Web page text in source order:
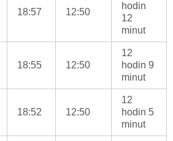
18:57 12:50
hodin
12
minut
18:55 12:50
12
hodin 9
minut
18:52 12:50
12
hodin 5
minut